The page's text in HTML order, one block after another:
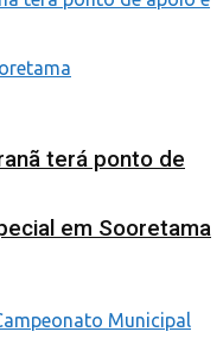
terá ponto de
em Sooretama